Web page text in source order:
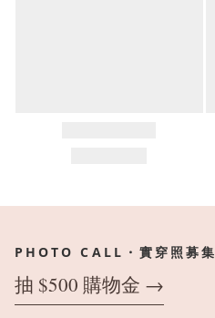
PHOTO CALL・實穿照募集
抽 $500 購物金 →